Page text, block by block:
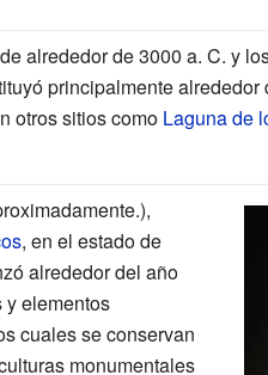
alrededor de3000 a. C. y
principalmente alrededor
otros sitios como Laguna de
, en el estado de
alrededor del año
y elementos
cuales se conservan
monumentales